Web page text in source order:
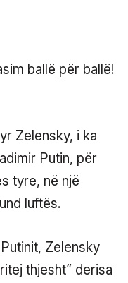
Zelensky, i ka
Putin, për
tyre, në një
luftës.
Zelensky
thjesht” derisa